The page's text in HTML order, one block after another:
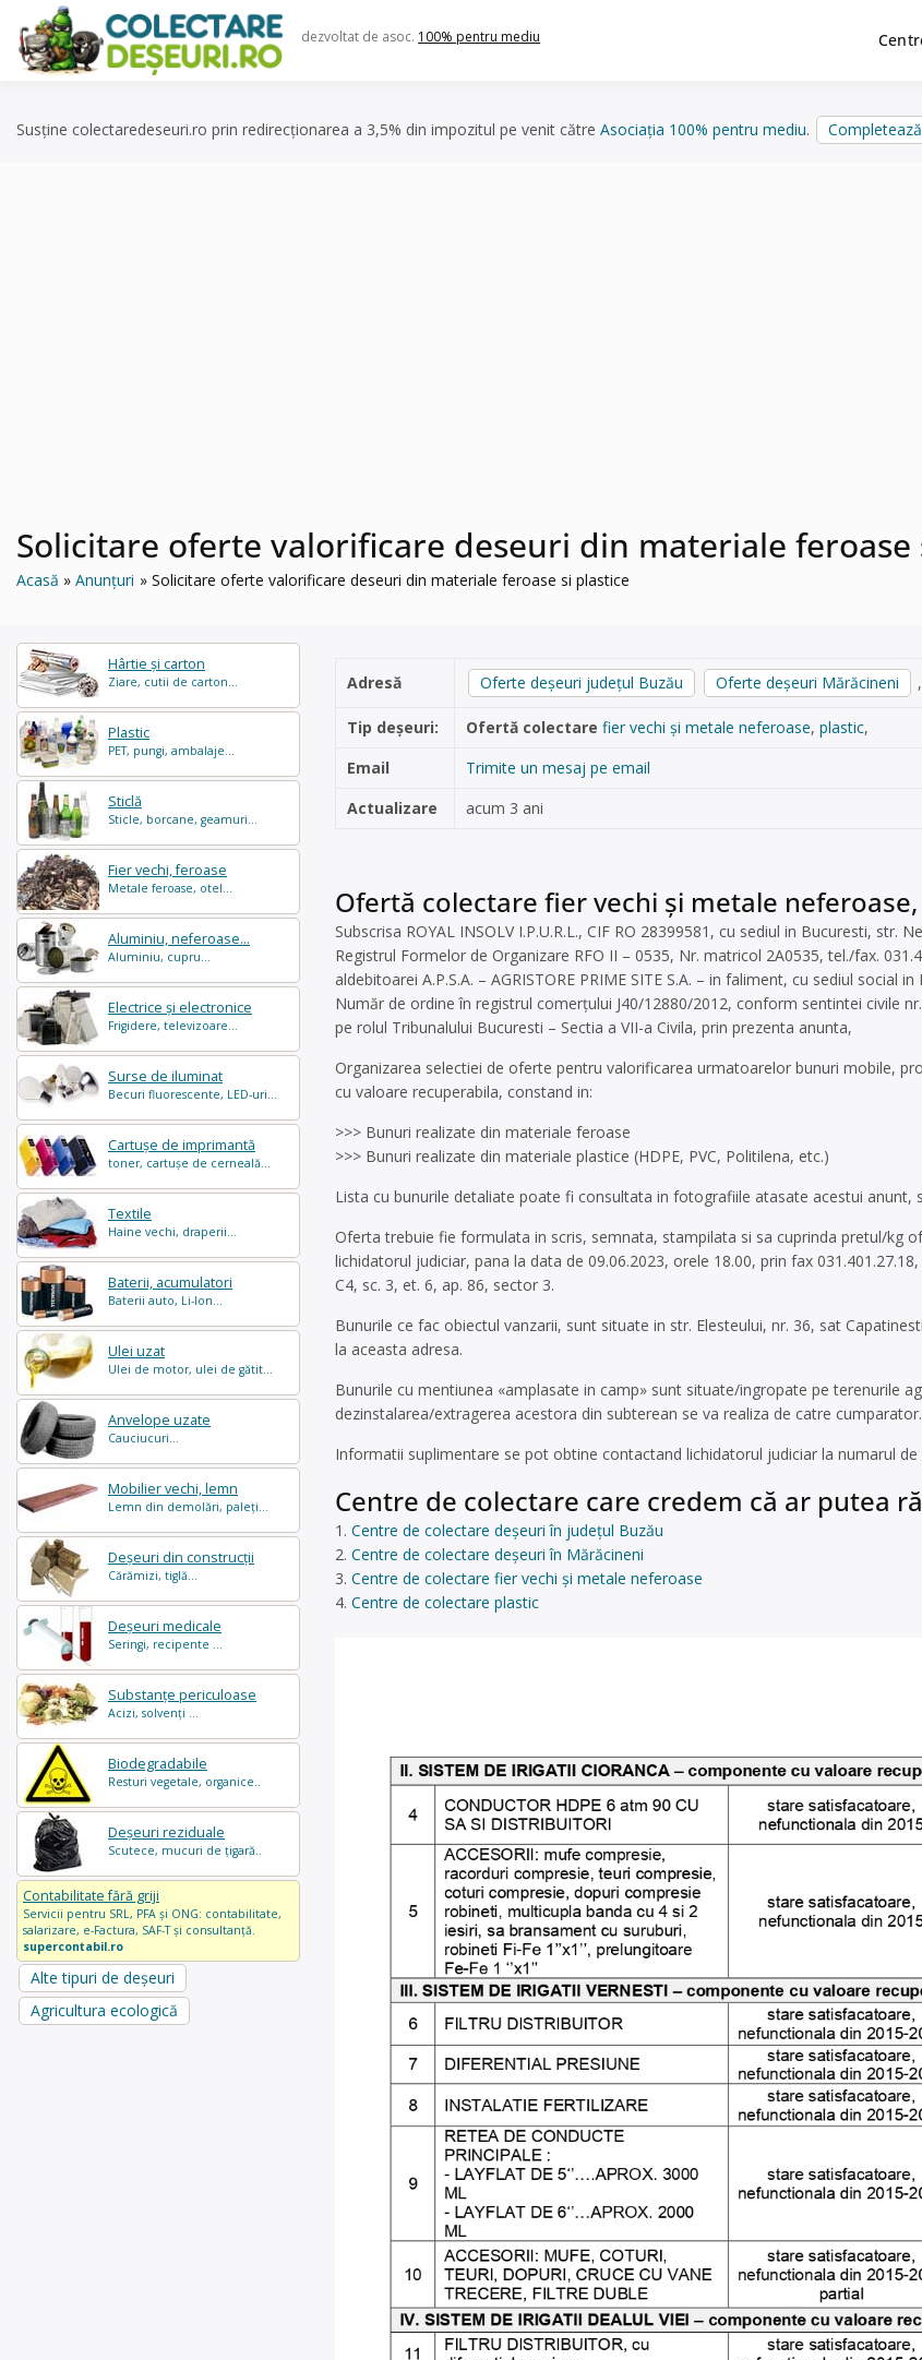
content
dezvoltat de asoc. 100% pentru mediu
Susține colectaredeseuri.ro prin redirecționarea a 3,5% din impozitul pe venit către Asociația 100% pentru mediu.
Solicitare oferte valorificare deseuri din materiale feroase
Acasă Anunțuri Solicitare oferte valorificare deseuri din materiale feroase si plastice
Hârtie și carton
Ziare, cutii de carton...
Plastic
PET, pungi, ambalaje...
Sticlă
Sticle, borcane, geamuri...
Fier vechi, feroase
Metale feroase, otel...
Aluminiu, neferoase...
Aluminiu, cupru...
Electrice și electronice
Frigidere, televizoare...
Surse de iluminat
Becuri fluorescente, LED-uri...
Cartușe de imprimantă
toner, cartușe de cerneală...
Textile
Haine vechi, draperii...
Baterii, acumulatori
Baterii auto, Li-Ion...
Ulei uzat
Ulei de motor, ulei de gătit...
Anvelope uzate
Cauciucuri...
Mobilier vechi, lemn
Lemn din demolări, paleți...
Deșeuri din construcții
Cărămizi, tiglă...
Deșeuri medicale
Seringi, recipente ...
Substanțe periculoase
Acizi, solvenți ...
Biodegradabile
Resturi vegetale, organice..
Deșeuri reziduale
Scutece, mucuri de țigară..
Contabilitate fără griji
Servicii pentru SRL, PFA și ONG: contabilitate,
salarizare, e-Factura, SAF-T și consultanță.
supercontabil.ro
Alte tipuri de deșeuri
Agricultura ecologică
Adresă Oferte deșeuri județul Buzău Oferte deșeuri Mărăcineni
Tip deșeuri: Ofertă colectare fier vechi și metale neferoase, plastic,
Email
Trimite un mesaj pe email
Actualizare
acum 3 ani
Ofertă colectare fier vechi și metale
Subscrisa ROYAL INSOLV I.P.U.R.L., CIF RO 28399581, cu sediul in Bucuresti,
Registrul Formelor de Organizare RFO II – 0535, Nr. matricol 2A0535, tel./fax.
aldebitoarei A.P.S.A. – AGRISTORE PRIME SITE S.A. – in faliment, cu sediul
Număr de ordine în registrul comerţului J40/12880/2012, conform sentintei civile
pe rolul Tribunalului Bucuresti – Sectia a VII-a Civila, prin prezenta anunta,
Organizarea selectiei de oferte pentru valorificarea urmatoarelor bunuri mobile,
cu valoare recuperabila, constand in:
>>> Bunuri realizate din materiale feroase
>>> Bunuri realizate din materiale plastice (HDPE, PVC, Politilena, etc.)
Lista cu bunurile detaliate poate fi consultata in fotografiile atasate acestui
Oferta trebuie fie formulata in scris, semnata, stampilata si sa cuprinda pretul/kg
lichidatorul judiciar, pana la data de 09.06.2023, orele 18.00, prin fax
C4, sc. 3, et. 6, ap. 86, sector 3.
Bunurile ce fac obiectul vanzarii, sunt situate in str. Elesteului, nr. 36, sat
la aceasta adresa.
Bunurile cu mentiunea «amplasate in camp» sunt situate/ingropate pe terenurile
dezinstalarea/extragerea acestora din subterean se va realiza de catre cumparator.
Informatii suplimentare se pot obtine contactand lichidatorul judiciar la numarul de
Centre de colectare care credem că ar putea
Centre de colectare deșeuri în județul Buzău
Centre de colectare deșeuri în Mărăcineni
Centre de colectare fier vechi și metale neferoase
Centre de colectare plastic